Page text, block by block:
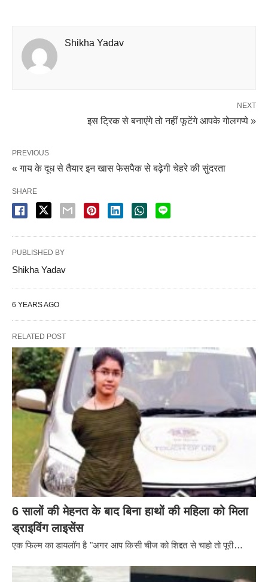
Shikha Yadav
NEXT
इस ट्रिक से बनाएंगे तो नहीं फूटेंगे आपके गोलगप्पे »
PREVIOUS
« गाय के दूध से तैयार इन खास फेसपैक से बढ़ेगी चेहरे की सुंदरता
SHARE
PUBLISHED BY
Shikha Yadav
6 YEARS AGO
RELATED POST
6 सालों की मेहनत के बाद बिना हाथों की महिला को मिला
ड्राइविंग लाइसेंस
एक फिल्म का डायलॉग है "अगर आप किसी चीज को शिद्दत से चाहो तो पूरी…